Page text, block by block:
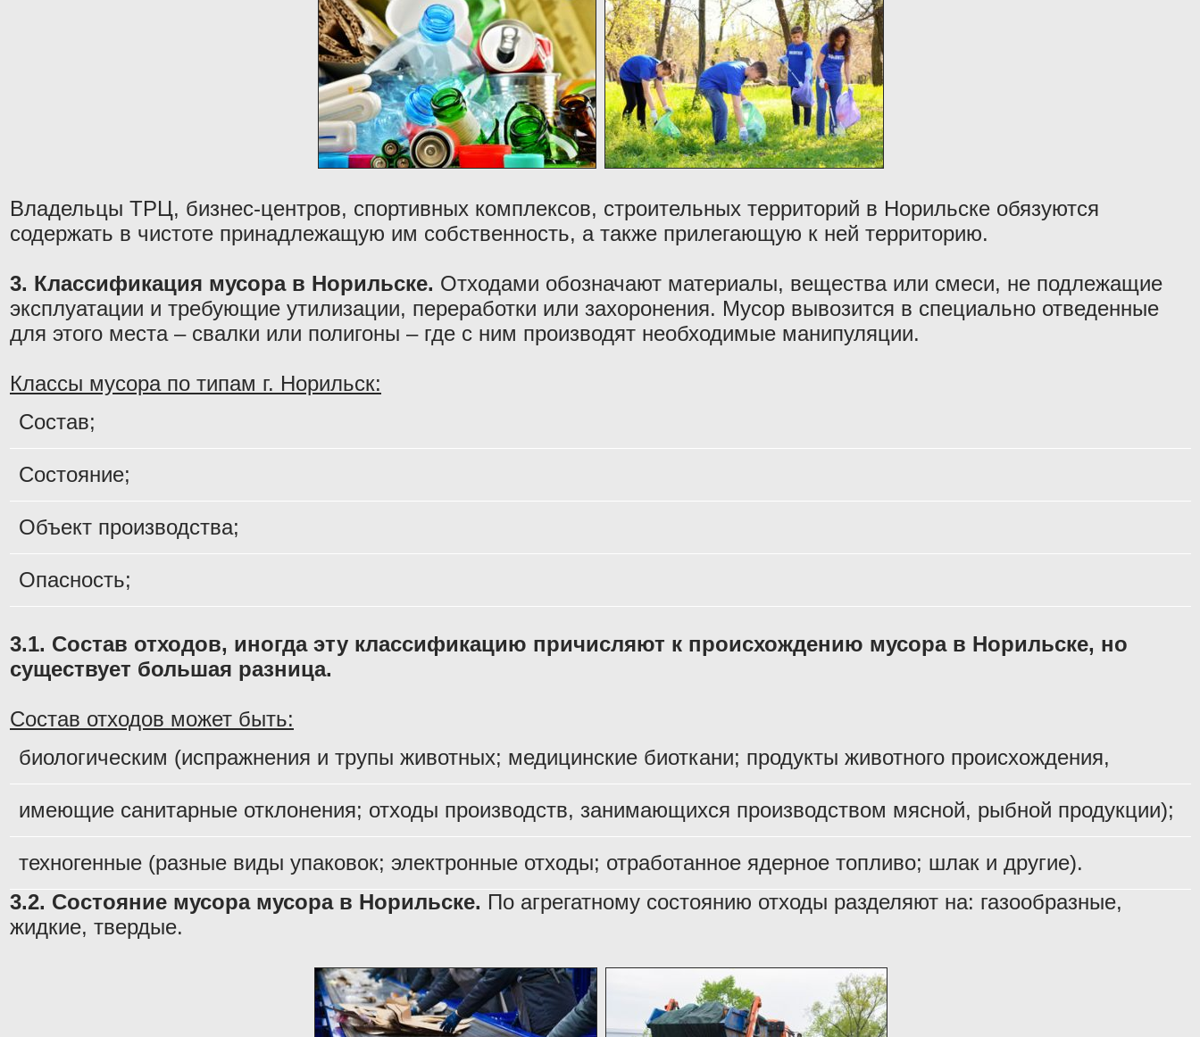
Владельцы ТРЦ, бизнес-центров, спортивных комплексов, строительных территорий в Норильске обязуются
содержать в чистоте принадлежащую им собственность, а также прилегающую к ней территорию.
3. Классификация мусора в Норильске. Отходами обозначают материалы, вещества или смеси, не подлежащие
эксплуатации и требующие утилизации, переработки или захоронения. Мусор вывозится в специально отведенные
для этого места – свалки или полигоны – где с ним производят необходимые манипуляции.
Классы мусора по типам г. Норильск:
Состав;
Состояние;
Объект производства;
Опасность;
3.1. Состав отходов, иногда эту классификацию причисляют к происхождению мусора в Норильске, но
существует большая разница.
Состав отходов может быть:
биологическим (испражнения и трупы животных; медицинские биоткани; продукты животного происхождения,
имеющие санитарные отклонения; отходы производств, занимающихся производством мясной, рыбной продукции);
техногенные (разные виды упаковок; электронные отходы; отработанное ядерное топливо; шлак и другие).
3.2. Состояние мусора мусора в Норильске. По агрегатному состоянию отходы разделяют на: газообразные,
жидкие, твердые.